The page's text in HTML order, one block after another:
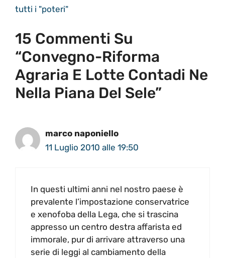
tutti i "poteri"
15 Commenti Su
“Convegno-Riforma
Agraria E Lotte Contadi Ne
Nella Piana Del Sele”
marco naponiello
11 Luglio 2010 alle 19:50
In questi ultimi anni nel nostro paese è
prevalente l’impostazione conservatrice
e xenofoba della Lega, che si trascina
appresso un centro destra affarista ed
immorale, pur di arrivare attraverso una
serie di leggi al cambiamento della